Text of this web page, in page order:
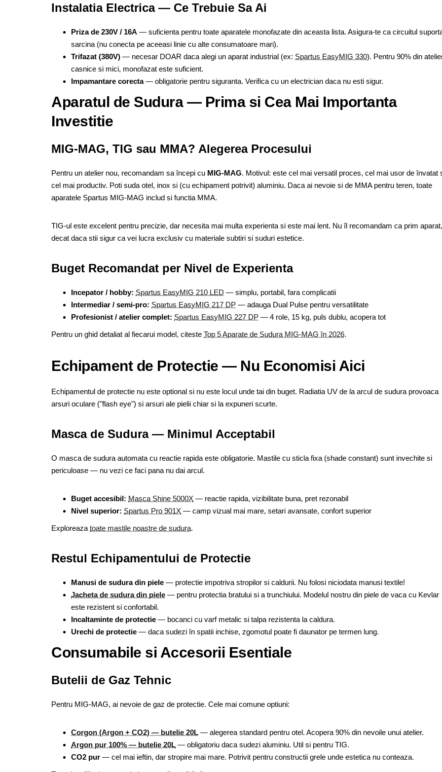
Instalatia Electrica — Ce Trebuie Sa Ai
Priza de 230V / 16A — suficienta pentru toate aparatele monofazate din aceasta lista. Asigura-te ca circuitul
sarcina (nu conecta pe aceeasi linie cu alte consumatoare mari).
Trifazat (380V) — necesar DOAR daca alegi un aparat industrial (ex: Spartus EasyMIG 330). Pentru 90% din
casnice si mici, monofazat este suficient.
Impamantare corecta— obligatorie pentru siguranta. Verifica cu un electrician daca nu esti sigur.
Aparatul de Sudura — Prima si Cea Mai Importanta
Investitie
MIG-MAG, TIG sau MMA? Alegerea Procesului
Pentru un atelier nou, recomandam sa începi cu MIG-MAG. Motivul: este cel mai versatil proces, cel mai usor de învatat
cel mai productiv. Poti suda otel, inox si (cu echipament potrivit) aluminiu. Daca ai nevoie si de MMA pentru teren, toate
aparatele Spartus MIG-MAG includ si functia MMA.
TIG-ul este excelent pentru precizie, dar necesita mai multa experienta si este mai lent. Nu îl recomandam ca prim aparat,
decat daca stii sigur ca vei lucra exclusiv cu materiale subtiri si suduri estetice.
Buget Recomandat per Nivel de Experienta
Incepator / hobby: Spartus EasyMIG 210 LED — simplu, portabil, fara complicatii
Intermediar / semi-pro: Spartus EasyMIG 217 DP — adauga Dual Pulse pentru versatilitate
Profesionist / atelier complet: Spartus EasyMIG 227 DP — 4 role, 15 kg, puls dublu, acopera tot
Pentru un ghid detaliat al fiecarui model, citeste Top 5 Aparate de Sudura MIG-MAG în 2026.
Echipament de Protectie — Nu Economisi Aici
Echipamentul de protectie nu este optional si nu este locul unde tai din buget. Radiatia UV de la arcul de sudura provoaca
arsuri oculare ("flash eye") si arsuri ale pielii chiar si la expuneri scurte.
Masca de Sudura — Minimul Acceptabil
O masca de sudura automata cu reactie rapida este obligatorie. Mastile cu sticla fixa (shade constant) sunt invechite si
periculoase — nu vezi ce faci pana nu dai arcul.
Buget accesibil: Masca Shine 5000X — reactie rapida, vizibilitate buna, pret rezonabil
Nivel superior: Spartus Pro 901X — camp vizual mai mare, setari avansate, confort superior
Exploreaza toate mastile noastre de sudura.
Restul Echipamentului de Protectie
Manusi de sudura din piele — protectie impotriva stropilor si caldurii. Nu folosi niciodata manusi textile!
Jacheta de sudura din piele — pentru protectia bratului si a trunchiului. Modelul nostru din piele de vaca cu Kevlar
este rezistent si confortabil.
Incaltaminte de protectie — bocanci cu varf metalic si talpa rezistenta la caldura.
Urechi de protectie — daca sudezi în spatii inchise, zgomotul poate fi daunator pe termen lung.
Consumabile si Accesorii Esentiale
Butelii de Gaz Tehnic
Pentru MIG-MAG, ai nevoie de gaz de protectie. Cele mai comune optiuni:
Corgon (Argon + CO2) — butelie 20L — alegerea standard pentru otel. Acopera 90% din nevoile unui atelier.
Argon pur 100% — butelie 20L — obligatoriu daca sudezi aluminiu. Util si pentru TIG.
CO2 pur — cel mai ieftin, dar stropire mai mare. Potrivit pentru constructii grele unde estetica nu conteaza.